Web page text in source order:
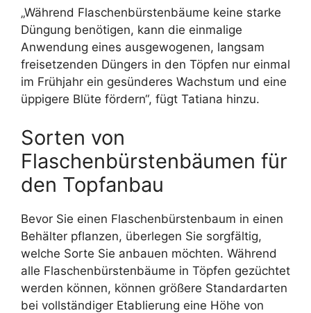
„Während Flaschenbürstenbäume keine starke
Düngung benötigen, kann die einmalige
Anwendung eines ausgewogenen, langsam
freisetzenden Düngers in den Töpfen nur einmal
im Frühjahr ein gesünderes Wachstum und eine
üppigere Blüte fördern“, fügt Tatiana hinzu.
Sorten von
Flaschenbürstenbäumen für
den Topfanbau
Bevor Sie einen Flaschenbürstenbaum in einen
Behälter pflanzen, überlegen Sie sorgfältig,
welche Sorte Sie anbauen möchten. Während
alle Flaschenbürstenbäume in Töpfen gezüchtet
werden können, können größere Standardarten
bei vollständiger Etablierung eine Höhe von